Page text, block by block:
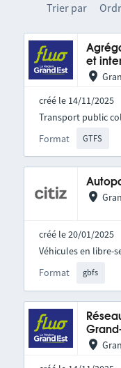
Trier par
et
créé le 14/11/2025
Format GTFS
Transport public
créé le 20/01/2025
Format gbfs
Véhicules en libre-